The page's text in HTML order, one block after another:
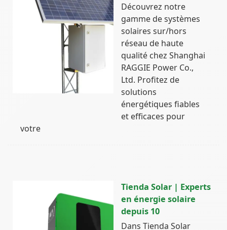
Découvrez notre
gamme de systèmes
solaires sur/hors
réseau de haute
qualité chez Shanghai
RAGGIE Power Co.,
Ltd. Profitez de
solutions
énergétiques fiables
et efficaces pour
votre
Tienda Solar | Experts
en énergie solaire
depuis 10
Dans Tienda Solar